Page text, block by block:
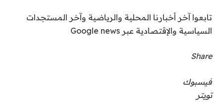
تابعوا آخر أخبارنا المحلية والرياضية وآخر المستجدات
السياسية والإقتصادية عبر Google news
Share
فيسبوك
تويتر